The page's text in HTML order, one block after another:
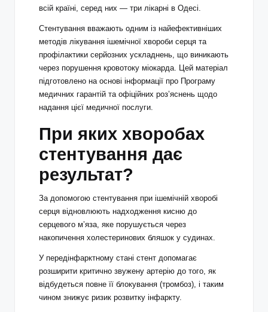
всій країні, серед них — три лікарні в Одесі.
Стентування вважають одним із найефективніших
методів лікування ішемічної хвороби серця та
профілактики серйозних ускладнень, що виникають
через порушення кровотоку міокарда. Цей матеріал
підготовлено на основі інформації про Програму
медичних гарантій та офіційних роз’яснень щодо
надання цієї медичної послуги.
При яких хворобах
стентування дає
результат?
За допомогою стентування при ішемічній хворобі
серця відновлюють надходження кисню до
серцевого м’яза, яке порушується через
накопичення холестеринових бляшок у судинах.
У передінфарктному стані стент допомагає
розширити критично звужену артерію до того, як
відбудеться повне її блокування (тромбоз), і таким
чином знижує ризик розвитку інфаркту.